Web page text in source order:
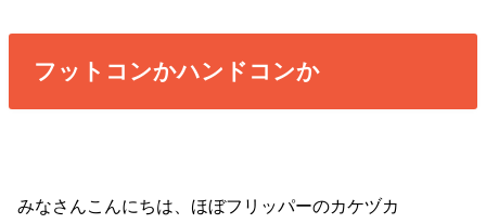
フットコンかハンドコンか
みなさんこんにちは、ほぼフリッパーのカケヅカ